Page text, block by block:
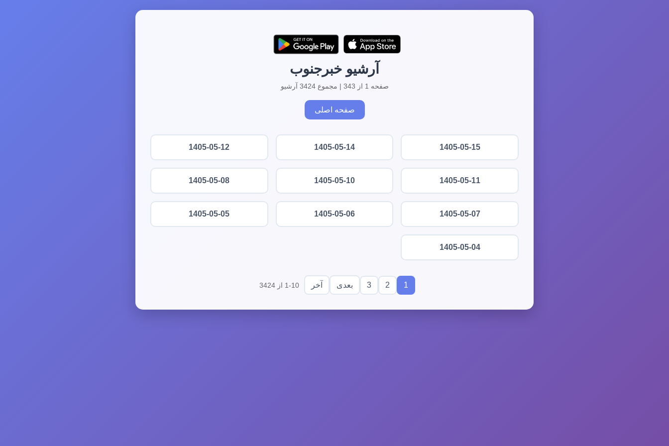
آرشیو خبرجنوب
صفحه 1 از 343 | مجموع 3424 آرشیو
صفحه اصلی
1405-05-15
1405-05-14
1405-05-12
1405-05-11
1405-05-10
1405-05-08
1405-05-07
1405-05-06
1405-05-05
1405-05-04
1
2
3 بعدی آخر 1-10 از 3424